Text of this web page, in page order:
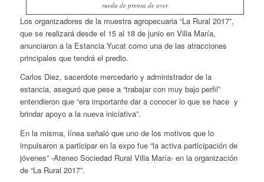
rueda de prensa de ayer
Los organizadores de la muestra agropecuaria “La Rural 2017”,
que se realizará desde el 15 al 18 de junio en Villa María,
anunciaron a la Estancia Yucat como una de las atracciones
principales que tendrá el predio.
Carlos Diez, sacerdote mercedario y administrador de la
estancia, aseguró que pese a “trabajar con muy bajo perfil”
entendieron que “era importante dar a conocer lo que se hace y
brindar apoyo a la nueva iniciativa”.
En la misma, línea señaló que uno de los motivos que lo
impulsaron a participar en la expo fue “la activa participación de
jóvenes” -Ateneo Sociedad Rural Villa María- en la organización
de “La Rural 2017”.